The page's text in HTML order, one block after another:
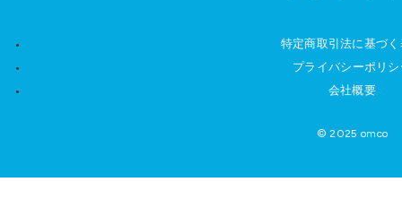
特定商取引法に基づ
プライバシーポリ
会社概要
© 2025 omco